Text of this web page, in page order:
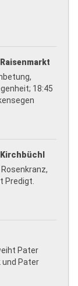
18:45
Rosenkranz,
Predigt.
Pater
und Pater